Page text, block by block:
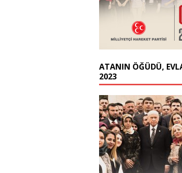
ATANIN ÖĞÜDÜ,
2023